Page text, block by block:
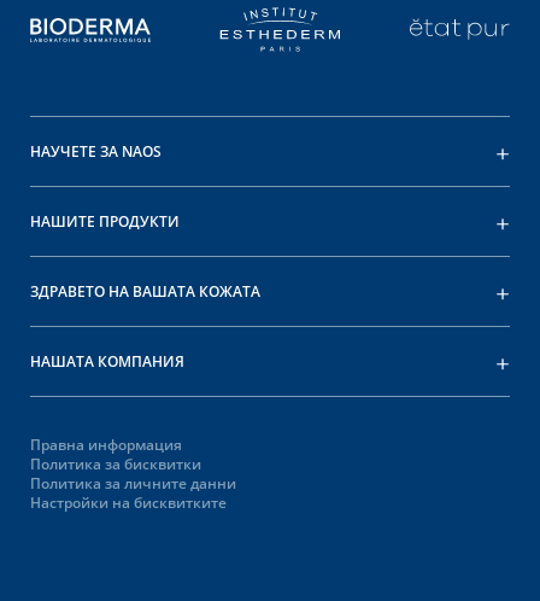
НАУЧЕТЕ ЗА NAOS
НАШИТЕ ПРОДУКТИ
ЗДРАВЕТО НА ВАШАТА КОЖАТА
НАШАТА КОМПАНИЯ
Правна информация
Политика за бисквитки
Политика за личните данни
Настройки на бисквитките